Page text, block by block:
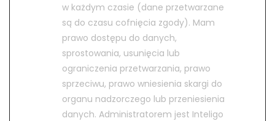
w każdym czasie (dane przetwarzane
są do czasu cofnięcia zgody). Mam
prawo dostępu do danych,
sprostowania, usunięcia lub
ograniczenia przetwarzania, prawo
sprzeciwu, prawo wniesienia skargi do
organu nadzorczego lub przeniesienia
danych. Administratorem jest Inteligo